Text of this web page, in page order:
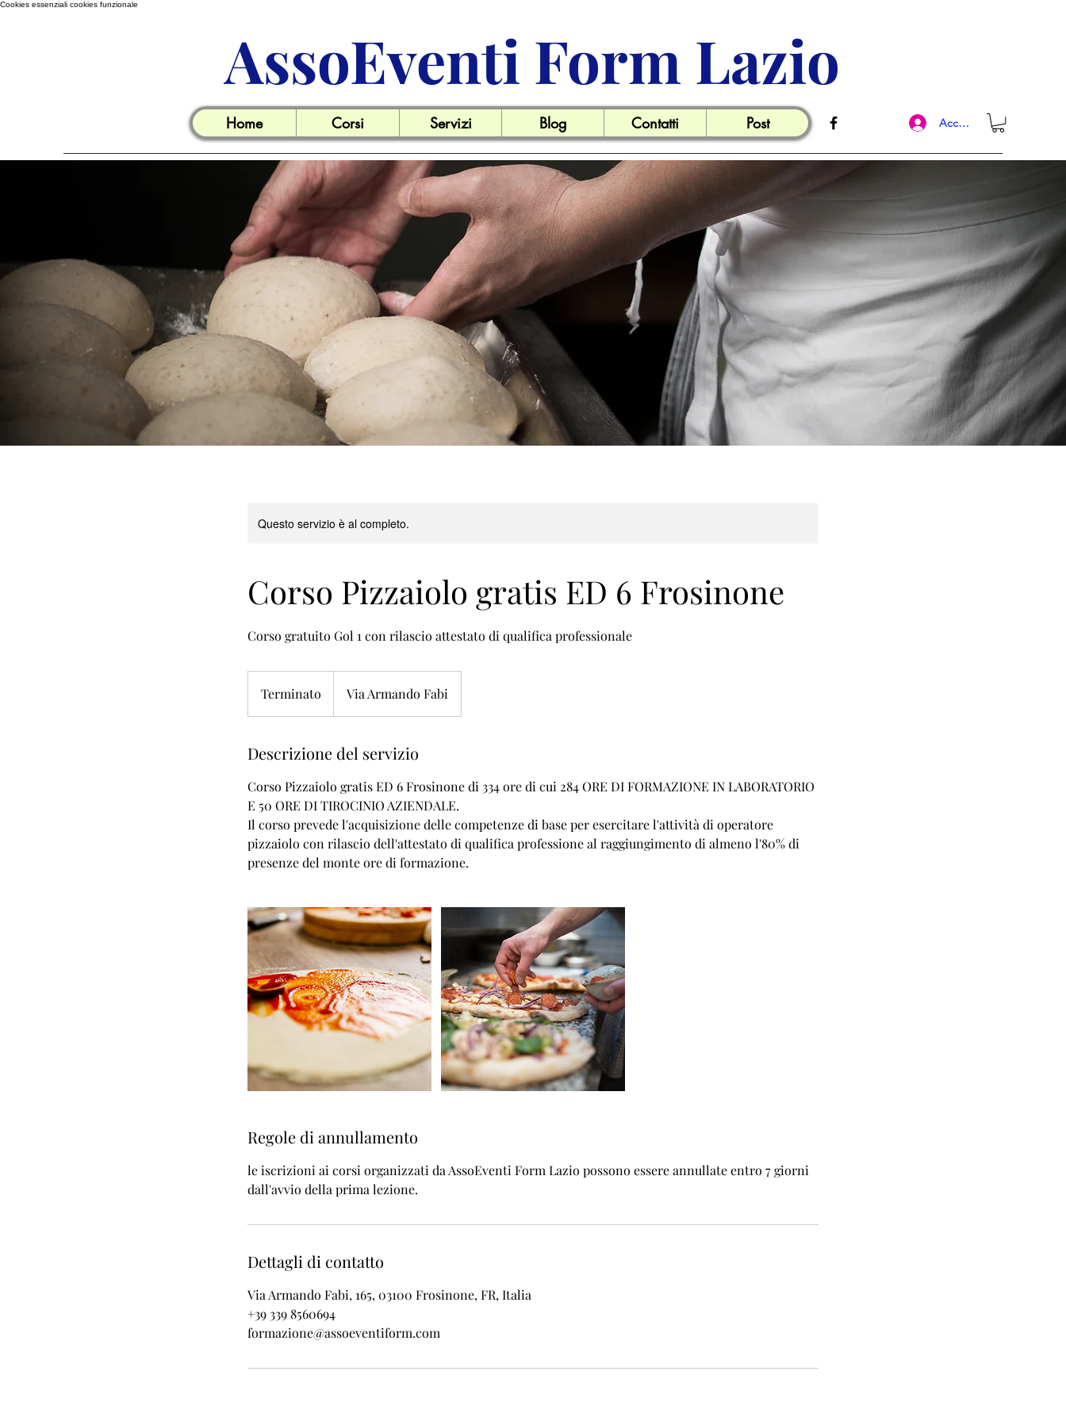
Cookies essenziali cookies funzionale
Home Corsi Servizi Blog Contatti Post Accedi
AssoEventi Form Lazio
Questo servizio è al completo.
Corso Pizzaiolo gratis ED 6 Frosinone
Corso gratuito Gol 1 con rilascio attestato di qualifica professionale
Terminato
e
m
n
a
t
o
Via Armando Fabi
Descrizione del servizio
Corso Pizzaiolo gratis ED 6 Frosinone di 334 ore di cui 284 ORE DI FORMAZIONE IN LABORATORIO
E 50 ORE DI TIROCINIO AZIENDALE.
Il corso prevede l'acquisizione delle competenze di base per esercitare l'attività di operatore
pizzaiolo con rilascio dell'attestato di qualifica professione al raggiungimento di almeno l'80% di
presenze del monte ore di formazione.
Regole di annullamento
le iscrizioni ai corsi organizzati da AssoEventi Form Lazio possono essere annullate entro 7 giorni
dall'avvio della prima lezione.
Dettagli di contatto
Via Armando Fabi, 165, 03100 Frosinone, FR, Italia
+39 339 8560694
formazione@assoeventiform.com